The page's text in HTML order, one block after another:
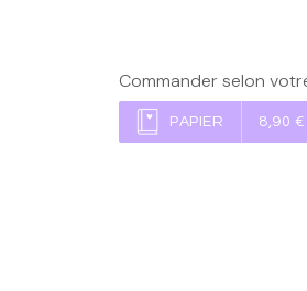
Commander selon
PAPIER 8,90 €